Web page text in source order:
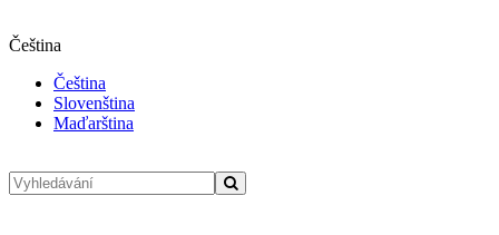
Čeština
Čeština
Slovenština
Maďarština